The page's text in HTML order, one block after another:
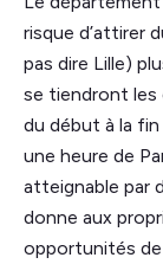
risque d’attirer
pas dire Lille)
se tiendront les
du début à la
une heure de
atteignable par
donne aux
opportunités